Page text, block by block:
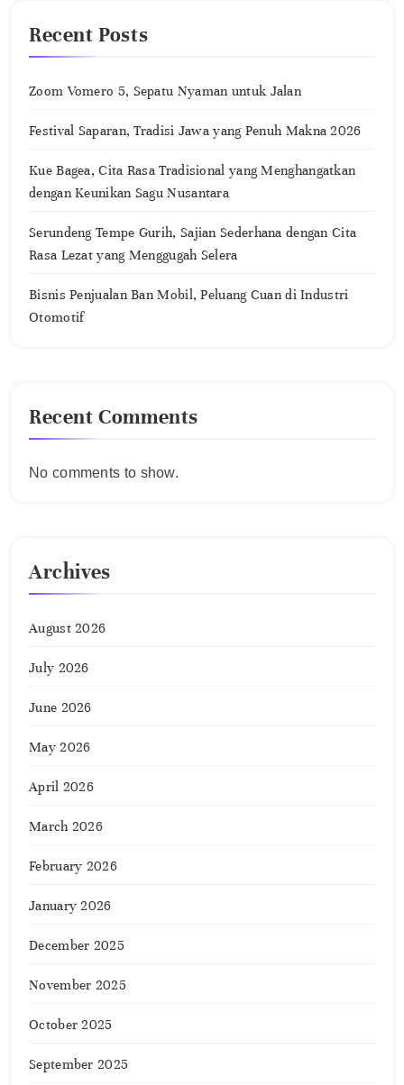
Recent Posts
Zoom Vomero 5, Sepatu Nyaman untuk Jalan
Festival Saparan, Tradisi Jawa yang Penuh Makna 2026
Kue Bagea, Cita Rasa Tradisional yang Menghangatkan
dengan Keunikan Sagu Nusantara
Serundeng Tempe Gurih, Sajian Sederhana dengan Cita
Rasa Lezat yang Menggugah Selera
Bisnis Penjualan Ban Mobil, Peluang Cuan di Industri
Otomotif
Recent Comments
No comments to show.
Archives
August 2026
July 2026
June 2026
May 2026
April 2026
March 2026
February 2026
January 2026
December 2025
November 2025
October 2025
September 2025